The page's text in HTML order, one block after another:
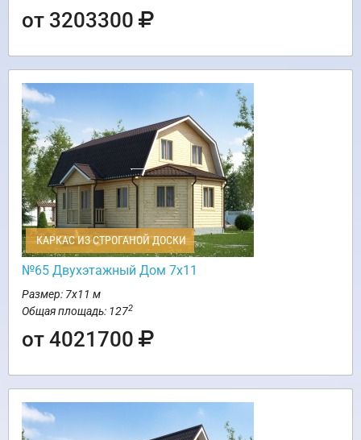
от 3203300
КАРКАС ИЗ СТРОГАНОЙ ДОСКИ
№65 Двухэтажный Дом 7х11
Размер: 7х11 м
Общая площадь: 1272
от 4021700